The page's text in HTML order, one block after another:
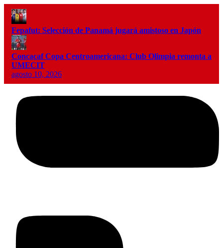
Fepafut: Selección de Panamá jugará amistoso en Japón
Concacaf Copa Centroamericana: Club Olimpia remonta a
UMECIT
agosto 10, 2026